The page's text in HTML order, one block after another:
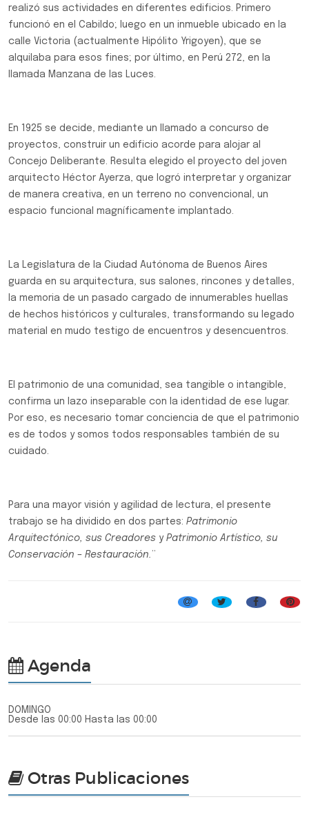
realizó sus actividades en diferentes edificios. Primero
funcionó en el Cabildo; luego en un inmueble ubicado en la
calle Victoria (actualmente Hipólito Yrigoyen), que se
alquilaba para esos fines; por último, en Perú 272, en la
llamada Manzana de las Luces.
En 1925 se decide, mediante un llamado a concurso de
proyectos, construir un edificio acorde para alojar al
Concejo Deliberante. Resulta elegido el proyecto del joven
arquitecto Héctor Ayerza, que logró interpretar y organizar
de manera creativa, en un terreno no convencional, un
espacio funcional magníficamente implantado.
La Legislatura de la Ciudad Autónoma de Buenos Aires
guarda en su arquitectura, sus salones, rincones y detalles,
la memoria de un pasado cargado de innumerables huellas
de hechos históricos y culturales, transformando su legado
material en mudo testigo de encuentros y desencuentros.
El patrimonio de una comunidad, sea tangible o intangible,
confirma un lazo inseparable con la identidad de ese lugar.
Por eso, es necesario tomar conciencia de que el patrimonio
es de todos y somos todos responsables también de su
cuidado.
Para una mayor visión y agilidad de lectura, el presente
trabajo se ha dividido en dos partes: Patrimonio
Arquitectónico, sus Creadores y Patrimonio Artístico, su
Conservación – Restauración. ”
Agenda
DOMINGO
Desde las 00:00 Hasta las 00:00
Otras Publicaciones